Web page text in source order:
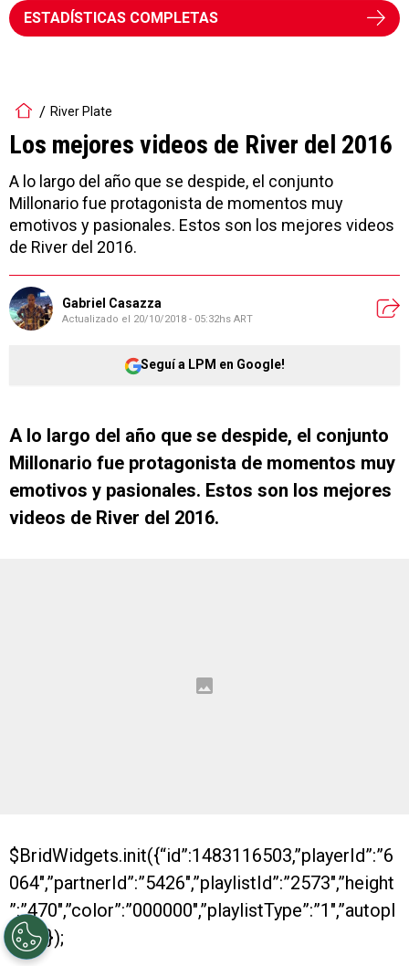
ESTADÍSTICAS COMPLETAS
River Plate
Los mejores videos de River del 2016
A lo largo del año que se despide, el conjunto
Millonario fue protagonista de momentos muy
emotivos y pasionales. Estos son los mejores videos
de River del 2016.
Gabriel Casazza
Actualizado el 20/10/2018 - 05:32hs ART
Seguí a LPM en Google!
A lo largo del año que se despide, el conjunto
Millonario fue protagonista de momentos muy
emotivos y pasionales. Estos son los mejores
videos de River del 2016.
$BridWidgets.init({“id”:1483116503,”playerId”:”6
064″,”partnerId”:”5426″,”playlistId”:”2573″,”height
”:”470″,”color”:”000000″,”playlistType”:”1″,”autopl
ay”:0});